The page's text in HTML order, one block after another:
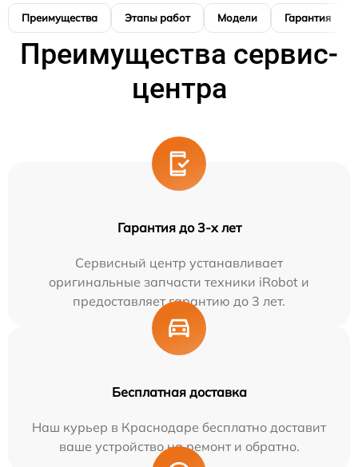
Преимущества Этапы работ Модели Гарантия
Преимущества сервис-
центра
Гарантия до 3-х лет
Сервисный центр устанавливает
оригинальные запчасти техники iRobot и
предоставляет гарантию до 3 лет.
Бесплатная доставка
Наш курьер в Краснодаре бесплатно доставит
ваше устройство на ремонт и обратно.